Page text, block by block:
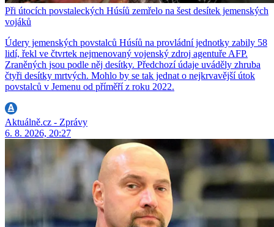
Při útocích povstaleckých Húsíů zemřelo na šest desítek jemenských
vojáků
Údery jemenských povstalců Húsíů na provládní jednotky zabily 58
lidí, řekl ve čtvrtek nejmenovaný vojenský zdroj agentuře AFP.
Zraněných jsou podle něj desítky. Předchozí údaje uváděly zhruba
čtyři desítky mrtvých. Mohlo by se tak jednat o nejkrvavější útok
povstalců v Jemenu od příměří z roku 2022.
Aktuálně.cz - Zprávy
6. 8. 2026, 20:27